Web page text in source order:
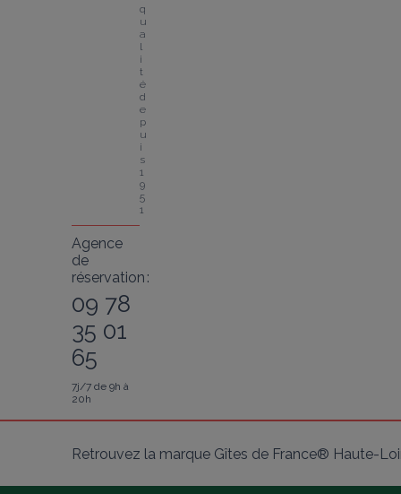
q
u
a
l
i
t
é
d
e
p
u
i
s
1
9
5
1
Agence
de
réservation :
09 78
35 01
65
7j/7 de 9h à
20h
Retrouvez la marque Gîtes de France® Haute-